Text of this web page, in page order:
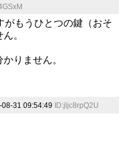
がもうひとつの鍵（おそ
。
りません。
08-31 09:54:49 ID:jljc8rpQ2U